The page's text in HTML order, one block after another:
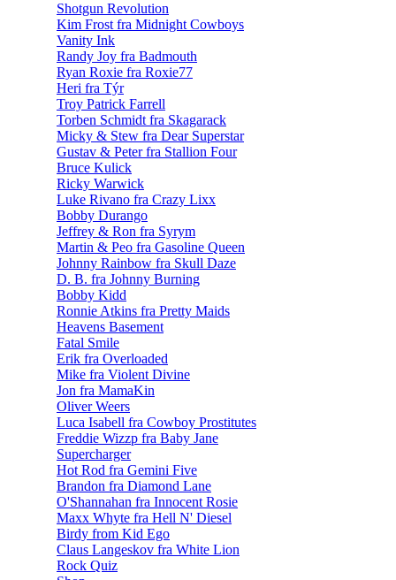
Shotgun Revolution
Kim Frost fra Midnight Cowboys
Vanity Ink
Randy Joy fra Badmouth
Ryan Roxie fra Roxie77
Heri fra Týr
Troy Patrick Farrell
Torben Schmidt fra Skagarack
Micky & Stew fra Dear Superstar
Gustav & Peter fra Stallion Four
Bruce Kulick
Ricky Warwick
Luke Rivano fra Crazy Lixx
Bobby Durango
Jeffrey & Ron fra Syrym
Martin & Peo fra Gasoline Queen
Johnny Rainbow fra Skull Daze
D. B. fra Johnny Burning
Bobby Kidd
Ronnie Atkins fra Pretty Maids
Heavens Basement
Fatal Smile
Erik fra Overloaded
Mike fra Violent Divine
Jon fra MamaKin
Oliver Weers
Luca Isabell fra Cowboy Prostitutes
Freddie Wizzp fra Baby Jane
Supercharger
Hot Rod fra Gemini Five
Brandon fra Diamond Lane
O'Shannahan fra Innocent Rosie
Maxx Whyte fra Hell N' Diesel
Birdy from Kid Ego
Claus Langeskov fra White Lion
Rock Quiz